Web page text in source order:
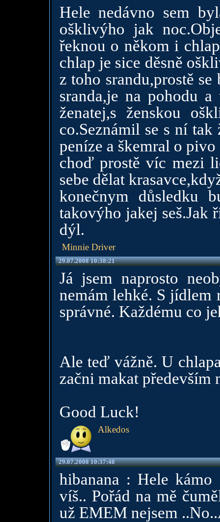
Hele nedávno sem
ošklivýho jak
řeknou o někom i
chlap je sice děsně
z toho srandu,prostě
sranda,je na pohodu
ženatej,s ženskou
co.Seznámil se s ní
peníze a škemral o
choď prostě víc mezi
sebe dělat
konečnym důsledku
takovýho jakej seš.Jak
dýl.
Minnie Driver
29.07.2008 10:38:21
Já jsem naprosto
nemám lehké. S jídlem
správné. Každému co
Ale teď vážně. U
začni makat především
Good Luck!
Alkedos
29.07.2008 10:37:48
hibanana : Hele
víš.. Pořád na mě
už EMEM nejsem